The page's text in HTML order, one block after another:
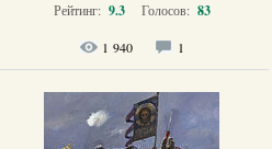
Рейтинг: 9.3 Голосов: 83
1 940 1